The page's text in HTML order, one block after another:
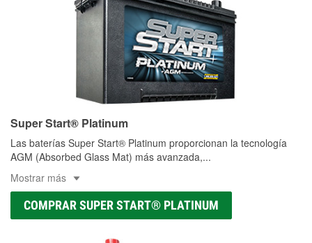
Super Start® Platinum
Las baterías Super Start® Platinum proporcionan la tecnología
AGM (Absorbed Glass Mat) más avanzada,...
Mostrar más
COMPRAR SUPER START® PLATINUM